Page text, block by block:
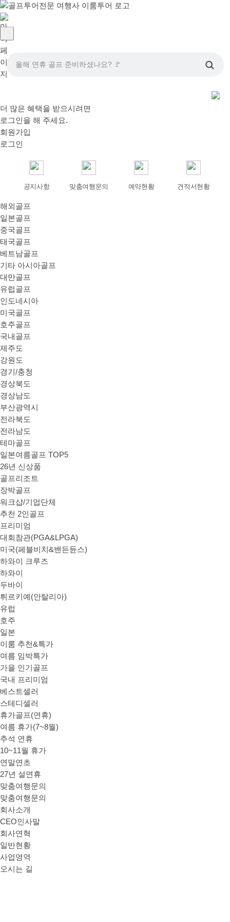
올해 연휴 골프 준비하셨나요? 🚩
더 많은 혜택을 받으시려면
로그인 을 해 주세요.
회원가입
로그인
공지사항 맞춤여행문의 예약현황 견적서현황
해외골프
일본골프
중국골프
태국골프
베트남골프
기타 아시아골프
대만골프
유럽골프
인도네시아
미국골프
호주골프
국내골프
제주도
강원도
경기/충청
경상북도
경상남도
부산광역시
전라북도
전라남도
테마골프
일본여름골프 TOP5
26년 신상품
골프리조트
장박골프
워크샵/기업단체
추천 2인골프
프리미엄
대회참관(PGA&LPGA)
미국(페블비치&밴든듄스)
하와이 크루즈
하와이
두바이
튀르키예(안탈리아)
유럽
호주
일본
이룸 추천&특가
여름 임박특가
가을 인기골프
국내 프리미엄
베스트셀러
스테디셀러
휴가골프(연휴)
여름 휴가(7~8월)
추석 연휴
10~11월 휴가
연말연초
27년 설연휴
맞춤여행문의
맞춤여행문의
회사소개
CEO인사말
회사연혁
일반현황
사업영역
오시는 길